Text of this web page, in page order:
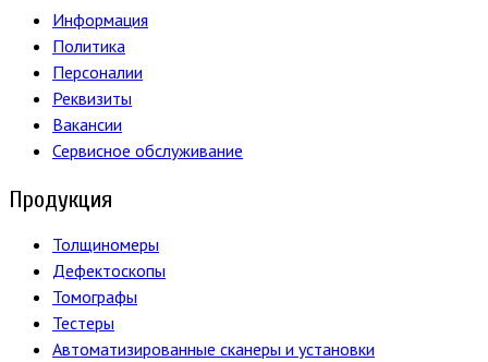
Информация
Политика
Персоналии
Реквизиты
Вакансии
Сервисное обслуживание
Продукция
Толщиномеры
Дефектоскопы
Томографы
Тестеры
Автоматизированные сканеры и установки